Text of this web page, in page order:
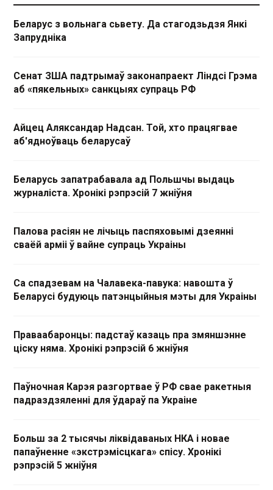
Беларус з вольнага сьвету. Да стагодзьдзя Янкі
Запрудніка
Сенат ЗША падтрымаў законапраект Ліндсі Грэма
аб «пякельных» санкцыях супраць РФ
Айцец Аляксандар Надсан. Той, хто працягвае
аб'ядноўваць беларусаў
Беларусь запатрабавала ад Польшчы выдаць
журналіста. Хронікі рэпрэсій 7 жніўня
Палова расіян не лічыць паспяховымі дзеянні
сваёй арміі ў вайне супраць Украіны
Са спадзевам на Чалавека-павука: навошта ў
Беларусі будуюць патэнцыйныя мэты для Украіны
Праваабаронцы: падстаў казаць пра змяншэнне
ціску няма. Хронікі рэпрэсій 6 жніўня
Паўночная Карэя разгортвае ў РФ свае ракетныя
падраздзяленні для ўдараў па Украіне
Больш за 2 тысячы ліквідаваных НКА і новае
папаўненне «экстрэмісцкага» спісу. Хронікі
рэпрэсій 5 жніўня